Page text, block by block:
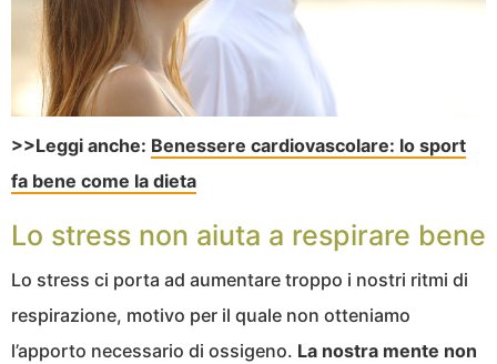
>>Leggi anche: Benessere cardiovascolare: lo sport
fa bene come la dieta
Lo stress non aiuta a respirare bene
Lo stress ci porta ad aumentare troppo i nostri ritmi di
respirazione, motivo per il quale non otteniamo
l’apporto necessario di ossigeno. La nostra mente non